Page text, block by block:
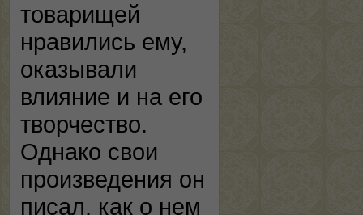
товарищей
нравились ему,
оказывали
влияние и на его
творчество.
Однако свои
произведения он
писал, как о нем